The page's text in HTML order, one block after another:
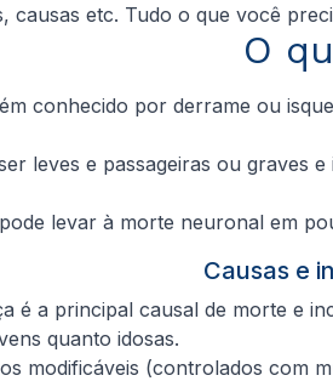
causas etc. Tudo o que você
O
conhecido por derrame ou
leves e passageiras ou
levar à morte neuronal em
Causas e
é a principal causal de morte e
quanto idosas.
modificáveis (controlados com